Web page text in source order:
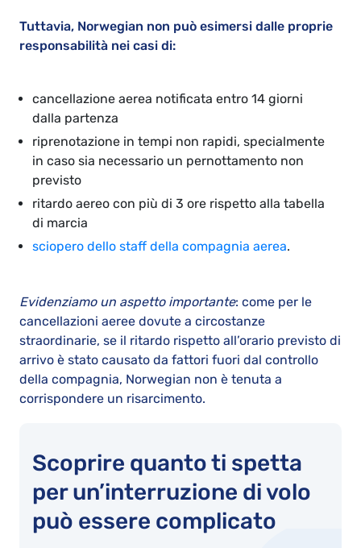
Tuttavia, Norwegian non può esimersi dalle proprie
responsabilità nei casi di:
cancellazione aerea notificata entro 14 giorni
dalla partenza
riprenotazione in tempi non rapidi, specialmente
in caso sia necessario un pernottamento non
previsto
ritardo aereo con più di 3 ore rispetto alla tabella
di marcia
sciopero dello staff della compagnia aerea.
Evidenziamo un aspetto importante: come per le
cancellazioni aeree dovute a circostanze
straordinarie, se il ritardo rispetto all’orario previsto di
arrivo è stato causato da fattori fuori dal controllo
della compagnia, Norwegian non è tenuta a
corrispondere un risarcimento.
Scoprire quanto ti spetta
per un’interruzione di volo
può essere complicato